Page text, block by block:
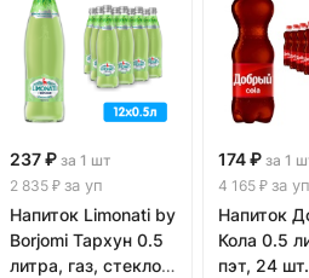
237 ₽ за 1 шт
2 835 ₽ за уп
Напиток Limonati by
Borjomi Тархун 0.5
литра, газ, стекло,
174 ₽ за 1
4 165 ₽ за уп
Напиток
Кола 0.5
пэт, 24